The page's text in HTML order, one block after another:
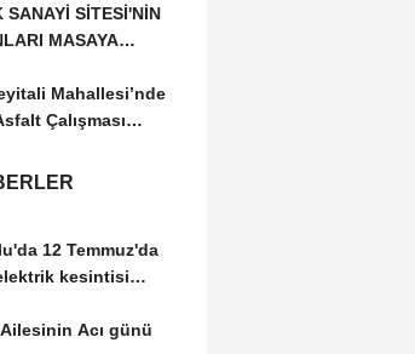
SANAYİ SİTESİ'NİN
MASAYA
Mahallesi’nde
Çalışması
12 Temmuz'da
kesintisi
Ailesinin Acı günü